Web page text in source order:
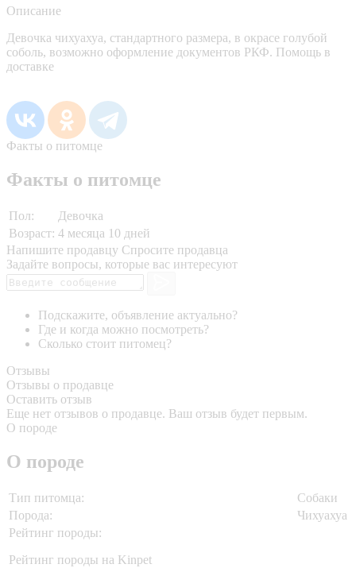
Описание
Девочка чихуахуа, стандартного размера, в окрасе голубой
соболь, возможно оформление документов РКФ. Помощь в
доставке
Факты о питомце
Факты о питомце
Пол:
Девочка
Возраст: 4 месяца 10 дней
Напишите продавцу Спросите продавца
Задайте вопросы, которые вас интересуют
Подскажите, объявление актуально?
Где и когда можно посмотреть?
Сколько стоит питомец?
Отзывы
Отзывы о продавце
Оставить отзыв
Еще нет отзывов о продавце. Ваш отзыв будет первым.
О породе
О породе
Тип питомца:
Собаки
Порода:
Чихуахуа
Рейтинг породы:
Рейтинг породы на Kinpet